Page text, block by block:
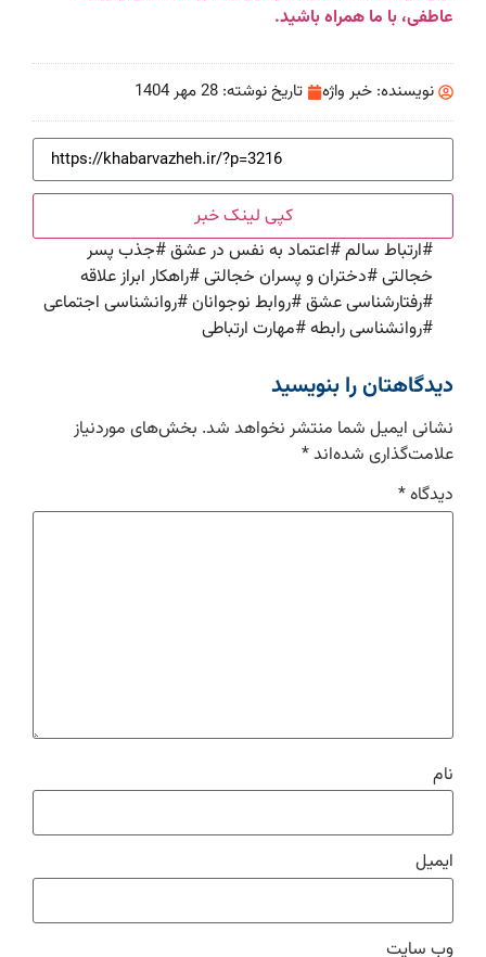
عاطفی، با ما همراه باشید.
نویسنده: خبر واژه تاریخ نوشته: 28 مهر 1404
کپی لینک خبر
#ارتباط سالم#اعتماد به نفس در عشق#جذب پسر
خجالتی#دختران و پسران خجالتی#راهکار ابراز علاقه
#رفتارشناسی عشق#روابط نوجوانان#روانشناسی اجتماعی
#روانشناسی رابطه#مهارت ارتباطی
دیدگاهتان را بنویسید
نشانی ایمیل شما منتشر نخواهد شد. بخش‌های موردنیاز
علامت‌گذاری شده‌اند*
دیدگاه*
نام
ایمیل
وب‌ سایت